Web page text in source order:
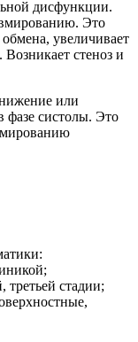
дисфункции.
Это
увеличивает
Возникает стеноз и
или
фазе систолы. Это
третьей стадии;